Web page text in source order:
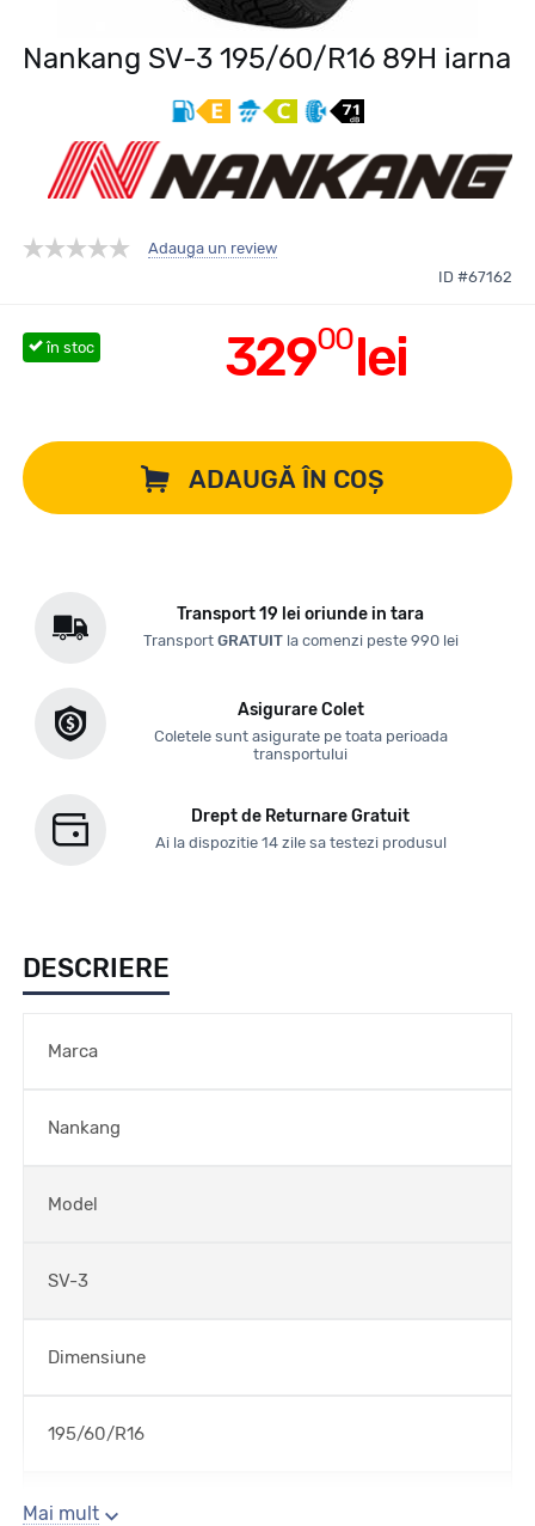
Nankang SV-3 195/60/R16 89H iarna
Adauga un review
ID #67162
32900lei
în stoc
ADAUGĂ ÎN COȘ
Transport 19 lei oriunde in tara
Transport GRATUITla comenzi peste 990 lei
Asigurare Colet
Coletele sunt asigurate pe toata perioada
transportului
Drept de Returnare Gratuit
Ai la dispozitie 14 zile sa testezi produsul
DESCRIERE
Marca
Nankang
Model
SV-3
Dimensiune
195/60/R16
Sezon
Mai mult